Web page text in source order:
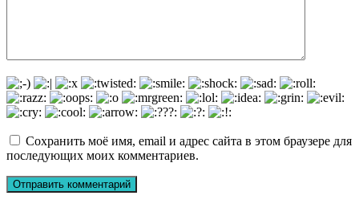
Сохранить моё имя, email и адрес сайта в этом браузере для
последующих моих комментариев.